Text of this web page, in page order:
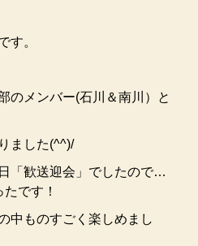
す。
のメンバー(石川＆南川）と
ました(^^)/
「歓送迎会」でしたので…
です！
中ものすごく楽しめまし